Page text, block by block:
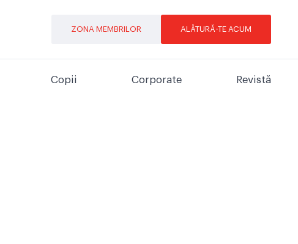
ZONA MEMBRILOR ALĂTURĂ-TE ACUM
Copii Corporate Revistă